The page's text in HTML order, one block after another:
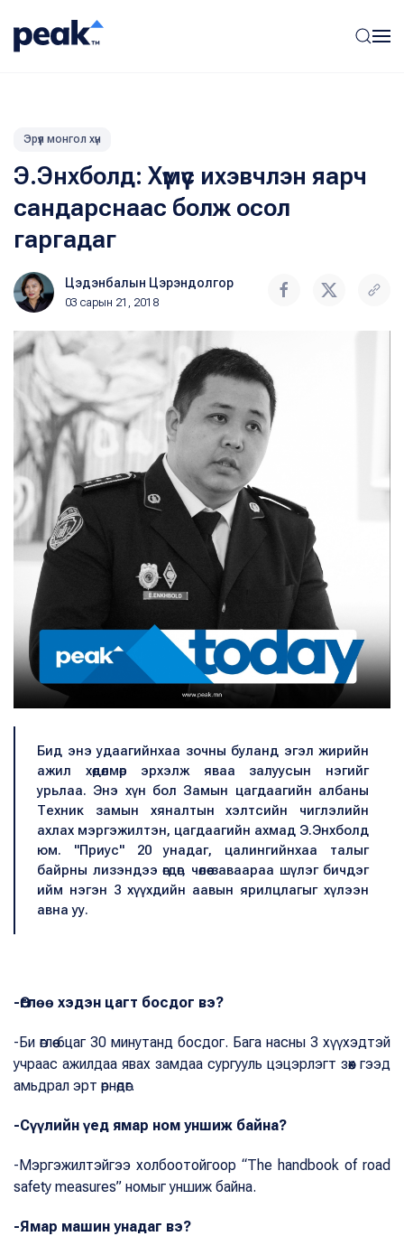
Эрүүл монгол хүн
Э.Энхболд: Хүмүүс ихэвчлэн яарч
сандарснаас болж осол
гаргадаг
Цэдэнбалын Цэрэндолгор
03 сарын 21, 2018
Бид энэ удаагийнхаа зочны буланд эгэл жирийн
ажил хөдөлмөр эрхэлж яваа залуусын нэгийг
урьлаа. Энэ хүн бол Замын цагдаагийн албаны
Тeхник замын хяналтын хэлтсийн чиглэлийн
ахлах мэргэжилтэн, цагдаагийн ахмад Э.Энхболд
юм. "Приус" 20 унадаг, цалингийнхаа талыг
байрны лизэндээ өгдөг, чөлөө заваараа шүлэг бичдэг
ийм нэгэн 3 хүүхдийн аавын ярилцлагыг хүлээн
авна уу.
-Өглөө хэдэн цагт босдог вэ?
-Би өглөө 6цаг 30 минутанд босдог. Бага насны 3 хүүхэдтэй
учраас ажилдаа явах замдаа сургууль цэцэрлэгт зөөх гээд
амьдрал эрт өрнөдөг.
-Сүүлийн үед ямар ном уншиж байна?
-Мэргэжилтэйгээ холбоотойгоор “The handbook of road
safety measures” номыг уншиж байна.
-Ямар машин унадаг вэ?